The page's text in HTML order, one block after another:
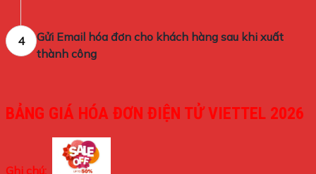
4
Gửi Email hóa đơn cho khách hàng sau khi xuất
thành công
BẢNG GIÁ HÓA ĐƠN ĐIỆN TỬ VIETTEL 2026
Ghi chú: